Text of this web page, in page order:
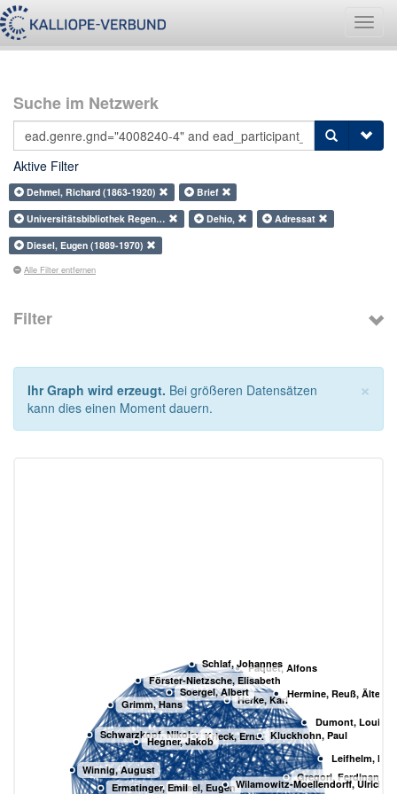
Suche im Netzwerk
Aktive Filter
Dehmel, Richard (1863-1920)
Brief
Universitätsbibliothek Regen…
Dehio,
Adressat
Diesel, Eugen (1889-1970)
Alle Filter entfernen
Filter
×
Ihr Graph wird erzeugt. Bei größeren Datensätzen
kann dies einen Moment dauern.
Schwarzkopf, Nikolaus
Diesel, Eugen
Dumont, Louise
Gregori, Ferdinand
Grimm, Hans
Krieck, Ernst
Paquet, Alfons
Herke, Karl
Soergel, Albert
Wilamowitz-Moellendorff, Ulrich
Schlaf, Johannes
Winnig, August
Ermatinger, Emil
Förster-Nietzsche, Elisabeth
Hegner, Jakob Kluckhohn, Paul
Leifhelm,
Hermine, Reuß, Ältere